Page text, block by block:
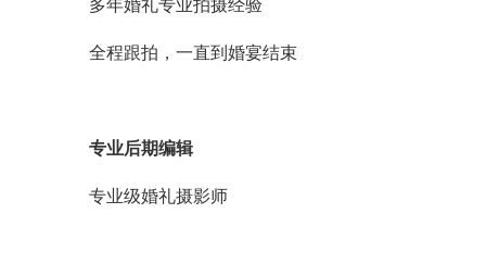
多年婚礼专业拍摄经验
全程跟拍，一直到婚宴结束
专业后期编辑
专业级婚礼摄影师